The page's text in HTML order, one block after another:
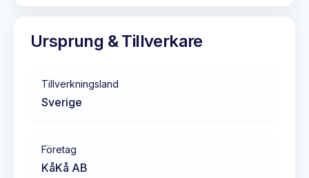
Ursprung & Tillverkare
Tillverkningsland
Sverige
Företag
KåKå AB